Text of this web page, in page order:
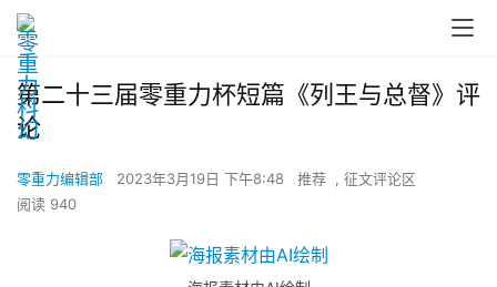
第二十三届零重力杯短篇《列王与总督》评
论
零重力编辑部 2023年3月19日 下午8:48 推荐 , 征文评论区
阅读 940